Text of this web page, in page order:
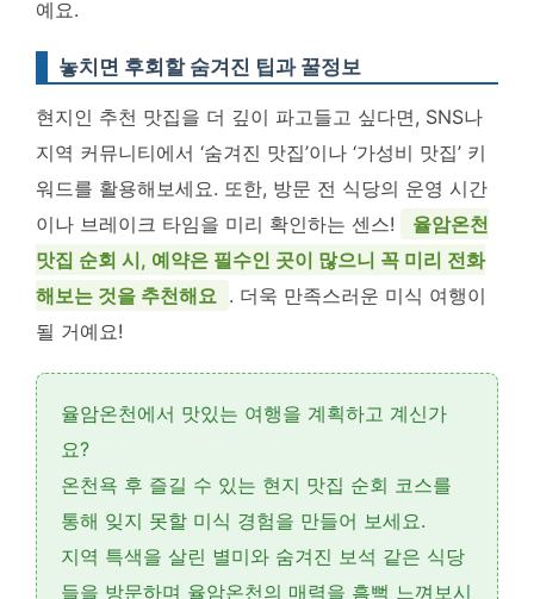
예요.
놓치면 후회할 숨겨진 팁과 꿀정보
현지인 추천 맛집을 더 깊이 파고들고 싶다면, SNS나
지역 커뮤니티에서 ‘숨겨진 맛집’이나 ‘가성비 맛집’ 키
워드를 활용해보세요. 또한, 방문 전 식당의 운영 시간
이나 브레이크 타임을 미리 확인하는 센스!
율암온천
맛집 순회 시, 예약은 필수인 곳이 많으니 꼭 미리 전화
해보는 것을 추천해요
. 더욱 만족스러운 미식 여행이
될 거예요!
율암온천에서 맛있는 여행을 계획하고 계신가
요?
온천욕 후 즐길 수 있는 현지 맛집 순회 코스를
통해 잊지 못할 미식 경험을 만들어 보세요.
지역 특색을 살린 별미와 숨겨진 보석 같은 식당
들을 방문하며 율암온천의 매력을 흠뻑 느껴보시